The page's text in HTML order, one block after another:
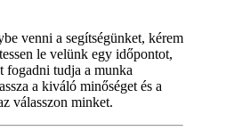
venni a segítségünket, kérem
le velünk egy időpontot,
fogadni tudja a munka
a kiváló minőséget és a
válasszon minket.